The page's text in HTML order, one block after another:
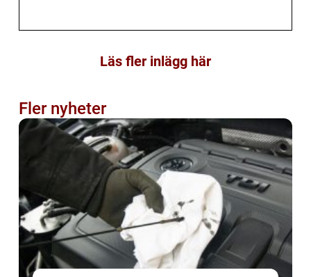
Läs fler inlägg här
Fler nyheter